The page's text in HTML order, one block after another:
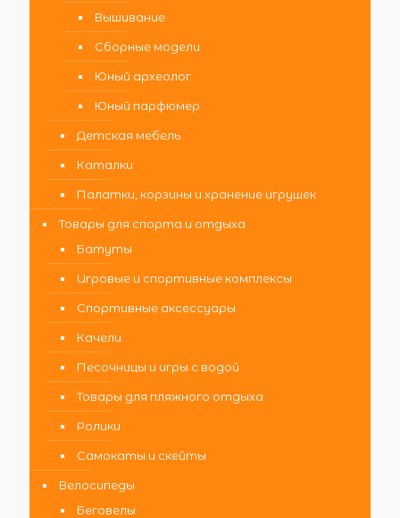
Вышивание
Сборные модели
Юный археолог
Юный парфюмер
Детская мебель
Каталки
Палатки, корзины и хранение игрушек
Товары для спорта и отдыха
Батуты
Игровые и спортивные комплексы
Спортивные аксессуары
Качели
Песочницы и игры с водой
Товары для пляжного отдыха
Ролики
Самокаты и скейты
Велосипеды
Беговелы